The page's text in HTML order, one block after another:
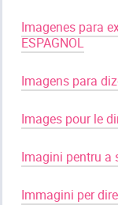
Imagenes para
ESPAGNOL
Imagens para
Images pour le
Imagini pentru a
Immagini per